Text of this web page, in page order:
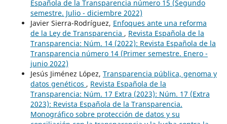
Española de la Transparencia número 15 (Segundo
semestre. Julio - diciembre 2022)
Javier Sierra-Rodríguez, Enfoques ante una reforma
de la Ley de Transparencia , Revista Española de la
Transparencia: Núm. 14 (2022): Revista Española de la
Transparencia número 14 (Primer semestre. Enero -
junio 2022)
Jesús Jiménez López, Transparencia pública, genoma y
datos genéticos , Revista Española de la
Transparencia: Núm. 17 Extra (2023): Núm. 17 (Extra
2023): Revista Española de la Transparencia.
Monográfico sobre protección de datos y su